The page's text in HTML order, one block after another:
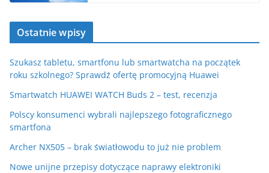
Ostatnie wpisy
Szukasz tabletu, smartfonu lub smartwatcha na początek
roku szkolnego? Sprawdź ofertę promocyjną Huawei
Smartwatch HUAWEI WATCH Buds 2 – test, recenzja
Polscy konsumenci wybrali najlepszego fotograficznego
smartfona
Archer NX505 – brak światłowodu to już nie problem
Nowe unijne przepisy dotyczące naprawy elektroniki